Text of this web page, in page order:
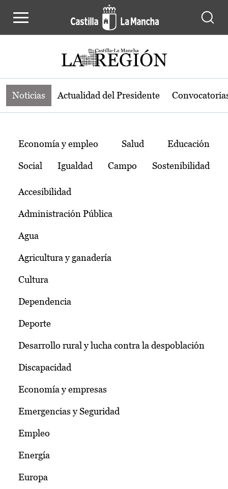
Noticias de la región de Castilla-La
Noticias Actualidad del Presidente
Temas
Economía y empleo Salud Educación
Social Igualdad Campo Sostenibilidad
Accesibilidad
Administración Pública
Agua
Agricultura y ganadería
Cultura
Dependencia
Deporte
Desarrollo rural y lucha contra la despoblación
Discapacidad
Economía y empresas
Emergencias y Seguridad
Empleo
Energía
Europa